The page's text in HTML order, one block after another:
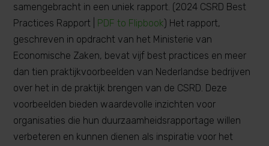
samengebracht in een uniek rapport. (2024 CSRD Best
Practices Rapport | PDF to Flipbook) Het rapport,
geschreven in opdracht van het Ministerie van
Economische Zaken, bevat vijf best practices en meer
dan tien praktijkvoorbeelden van Nederlandse bedrijven
over het in de praktijk brengen van de CSRD. Deze
voorbeelden bieden waardevolle inzichten voor
organisaties die hun duurzaamheidsrapportage willen
verbeteren en kunnen dienen als inspiratie voor het